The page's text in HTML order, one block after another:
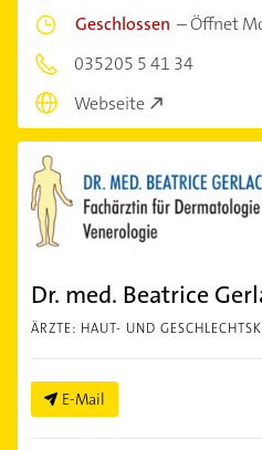
Geschlossen –Öffnet
035205 5 41 34
Webseite
Dr. med. Beatrice
ÄRZTE: HAUT- UND
E-Mail